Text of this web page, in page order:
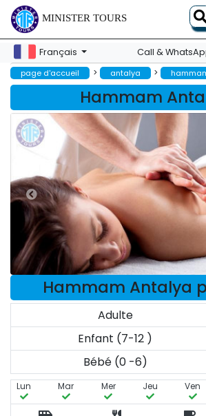
MINISTER TOURS
Français Call &
page d'accueil > antalya >
Hammam
Hammam Antalya
Adulte
Enfant (7-12 )
Bébé (0 -6)
Lun Mar Mer Jeu Ven